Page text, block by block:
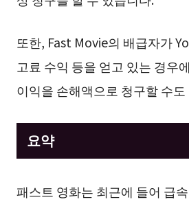
또한, Fast Movie의 배급자가
고료 수익 등을 얻고 있는 경우
이익을 손해액으로 청구할 수
요약
패스트 영화는 최근에 들어 급